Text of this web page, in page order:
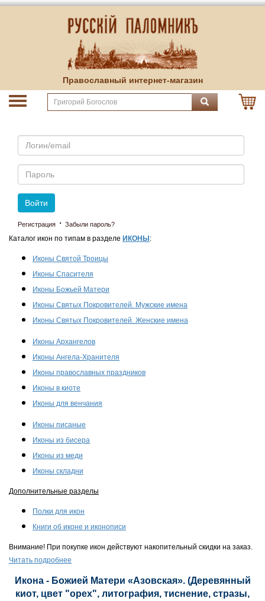
Православный интернет-магазин
Email
Пароль
Войти
Регистрация · Забыли пароль?
Каталог икон по типам в разделе ИКОНЫ :
Иконы Святой Троицы
Иконы Спасителя
Иконы Божьей Матери
Иконы Святых Покровителей. Мужские имена
Иконы Святых Покровителей. Женские имена
Иконы Архангелов
Иконы Ангела-Хранителя
Иконы православных праздников
Иконы в киоте
Иконы для венчания
Иконы писаные
Иконы из бисера
Иконы из меди
Иконы складни
Дополнительные разделы
Полки для икон
Книги об иконе и иконописи
Внимание! При покупке икон действуют накопительный скидки на заказ.
Читать подробнее
Икона - Божией Матери «Азовская». (Деревянный
киот, цвет "орех", литография, тиснение, стразы,